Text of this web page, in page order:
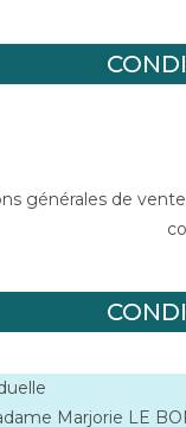
générales de
Marjorie LE